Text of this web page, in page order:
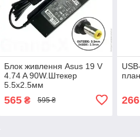
Блок живлення Asus 19 V
4.74 A 90W.Штекер
5.5х2.5мм
565₴ 595 ₴ 266